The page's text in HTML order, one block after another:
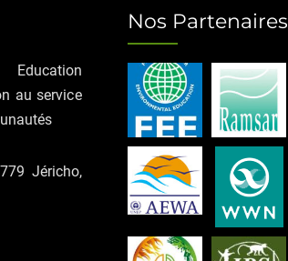
Education
au service
Jéricho,
Nos Partenaires